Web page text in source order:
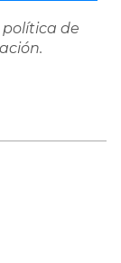
política de